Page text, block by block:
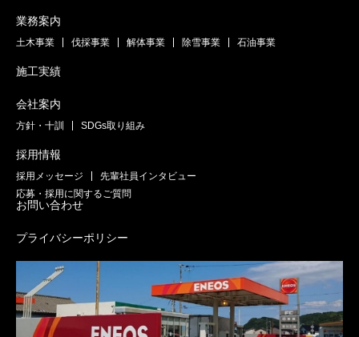
業務案内
土木事業 伐採事業 解体事業 除雪事業 石油事業
施工実績
会社案内
方針・十訓 SDGs取り組み
採用情報
採用メッセージ
先輩社員インタビュー
応募・採用に関するご質問
お問い合わせ
プライバシーポリシー